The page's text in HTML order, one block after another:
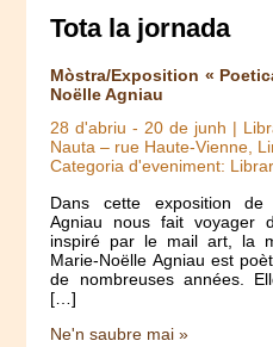
Tota la jornada
Mòstra/Exposition «
Noëlle Agniau
28 d'abriu -20 de junh |
Nauta – rue Haute-Vienne,
Categoria d'eveniment:
Dans cette exposition de
Agniau nous fait voyager
inspiré par le mail art, la
Marie-Noëlle Agniau est
de nombreuses années.
[…]
Ne'n saubre mai »